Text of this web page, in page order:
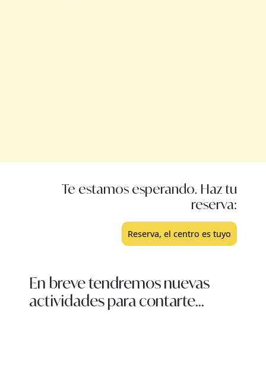
Te estamos esperando. Haz tu
reserva:
Reserva, el centro es tuyo
En breve tendremos nuevas
actividades para contarte...